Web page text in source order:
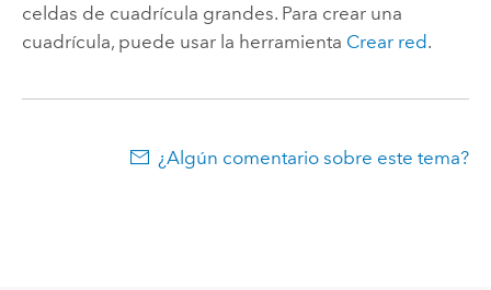
celdas de cuadrícula grandes. Para crear una
cuadrícula, puede usar la herramienta Crear red.
¿Algún comentario sobre este tema?